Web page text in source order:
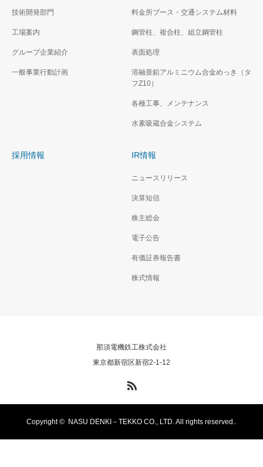
技術開発部門
工場案内
グループ企業紹介
一般事業行動計画
料金所ブース・交通システム材料
鋼管柱、複合柱、組立鋼管柱
表面処理
溶融亜鉛アルミニウム合金めっき（タ
フZ10）
各種工事、メンテナンス
水素吸蔵合金システム
採用情報 IR情報
ニュースリリース
決算短信
株主総会
電子公告
有価証券報告書
株式情報
那須電機鉄工株式会社
東京都新宿区新宿2-1-12
Copyright © NASU DENKI－TEKKO CO., LTD. All rights reserved..